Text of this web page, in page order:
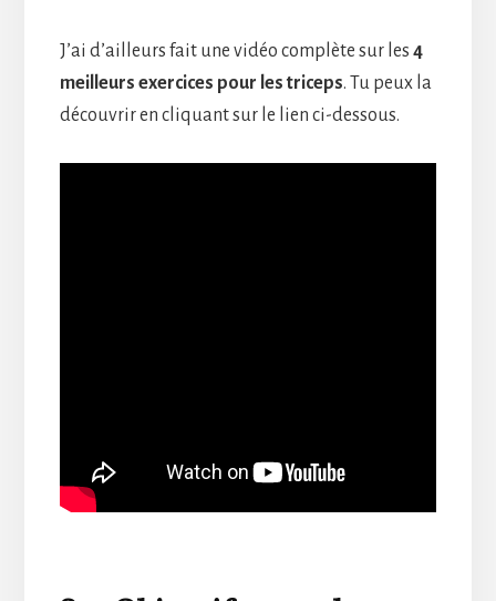
J’ai d’ailleurs fait une vidéo complète sur les 4
meilleurs exercices pour les triceps. Tu peux la
découvrir en cliquant sur le lien ci-dessous.